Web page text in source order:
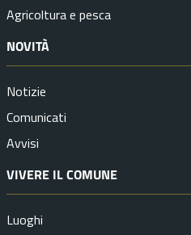
Agricoltura e pesca
NOVITÀ
Notizie
Comunicati
Avvisi
VIVERE IL COMUNE
Luoghi